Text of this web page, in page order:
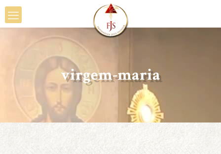
virgem-maria